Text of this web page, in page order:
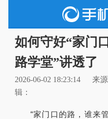
如何守好“家门
路学堂”讲透了
2026-06-02 18:23:14 来源
辑：
“家门口的路，谁来